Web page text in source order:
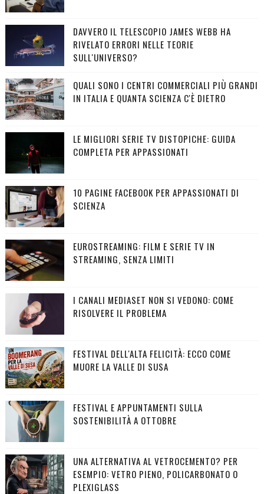
DAVVERO IL TELESCOPIO JAMES WEBB HA
RIVELATO ERRORI NELLE TEORIE
SULL'UNIVERSO?
QUALI SONO I CENTRI COMMERCIALI PIÙ GRANDI
IN ITALIA E QUANTA SCIENZA C'È DIETRO
LE MIGLIORI SERIE TV DISTOPICHE: GUIDA
COMPLETA PER APPASSIONATI
10 PAGINE FACEBOOK PER APPASSIONATI DI
SCIENZA
EUROSTREAMING: FILM E SERIE TV IN
STREAMING, SENZA LIMITI
I CANALI MEDIASET NON SI VEDONO: COME
RISOLVERE IL PROBLEMA
FESTIVAL DELL'ALTA FELICITÀ: ECCO COME
MUORE LA VALLE DI SUSA
FESTIVAL E APPUNTAMENTI SULLA
SOSTENIBILITÀ A OTTOBRE
UNA ALTERNATIVA AL VETROCEMENTO? PER
ESEMPIO: VETRO PIENO, POLICARBONATO O
PLEXIGLASS